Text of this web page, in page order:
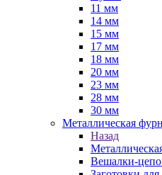
11 мм
14 мм
15 мм
17 мм
18 мм
20 мм
23 мм
28 мм
30 мм
Металлическая
Назад
Вешалки-